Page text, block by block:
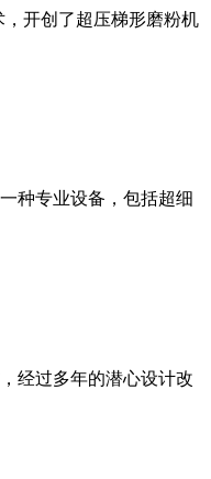
开创了超压梯形磨粉机
种专业设备，包括超细
经过多年的潜心设计改